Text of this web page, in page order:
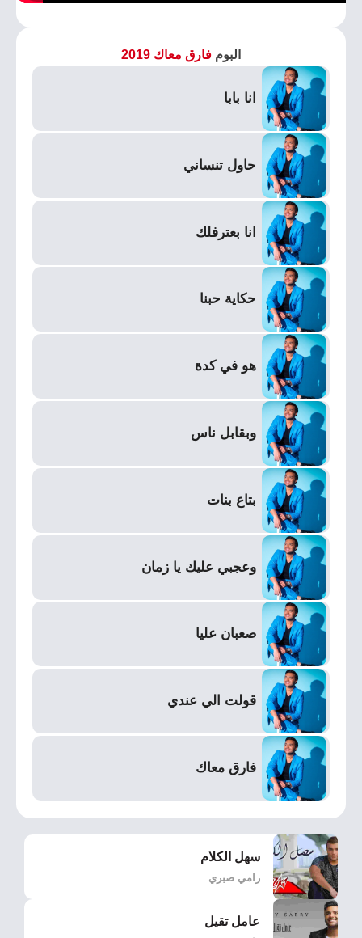
البوم فارق معاك 2019
انا بابا
حاول تنساني
انا بعترفلك
حكاية حبنا
هو في كدة
وبقابل ناس
بتاع بنات
وعجبي عليك يا زمان
صعبان عليا
قولت الي عندي
فارق معاك
سهل الكلام
رامي صبري
عامل تقيل